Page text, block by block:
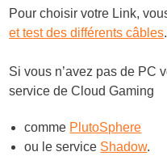
Pour choisir votre Link,
et test des différents câbles.
Si vous n’avez pas de PC
service de Cloud Gaming
comme PlutoSphere
ou le service Shadow.